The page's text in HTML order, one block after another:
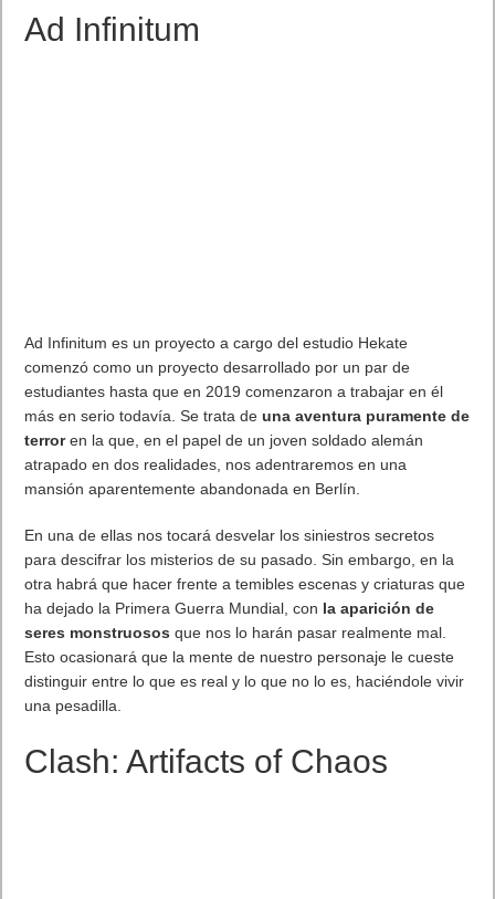
Ad Infinitum
Ad Infinitum es un proyecto a cargo del estudio Hekate
comenzó como un proyecto desarrollado por un par de
estudiantes hasta que en 2019 comenzaron a trabajar en él
más en serio todavía. Se trata deuna aventura puramente de
terroren la que, en el papel de un joven soldado alemán
atrapado en dos realidades, nos adentraremos en una
mansión aparentemente abandonada en Berlín.
En una de ellas nos tocará desvelar los siniestros secretos
para descifrar los misterios de su pasado. Sin embargo, en la
otra habrá que hacer frente a temibles escenas y criaturas que
ha dejado la Primera Guerra Mundial, con la aparición de
seres monstruosos que nos lo harán pasar realmente mal.
Esto ocasionará que la mente de nuestro personaje le cueste
distinguir entre lo que es real y lo que no lo es, haciéndole vivir
una pesadilla.
Clash: Artifacts of Chaos